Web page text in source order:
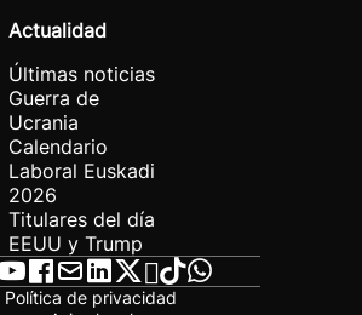
Actualidad
Últimas noticias
Guerra de
Ucrania
Calendario
Laboral Euskadi
2026
Titulares del día
EEUU y Trump
Política de privacidad